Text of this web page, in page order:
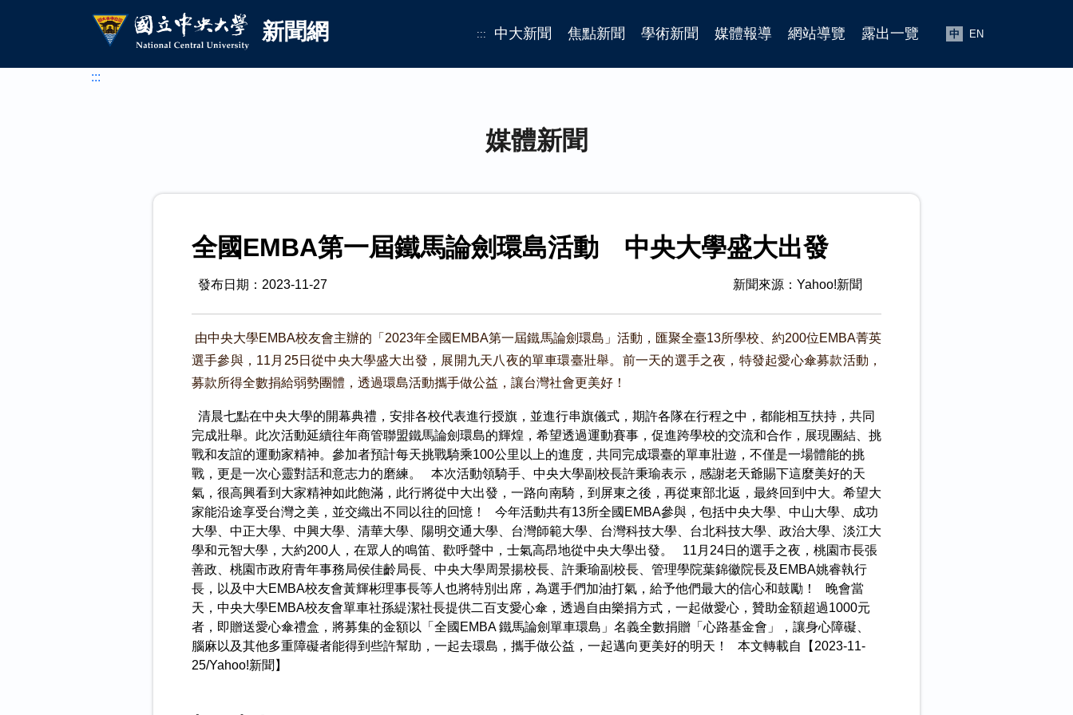
國立中央大學新聞網新聞網 ::: 中大新聞 焦點新聞 學術新聞 媒體報導 網站導覽 露出一覽 中 EN
:::
媒體新聞
全國EMBA第一屆鐵馬論劍環島活動 中央大學盛大出發
發布日期：2023-11-27 新聞來源：Yahoo!新聞
由中央大學EMBA校友會主辦的「2023年全國EMBA第一屆鐵馬論劍環島」活動，匯聚全臺13所學校、約200位EMBA菁英
選手參與，11月25日從中央大學盛大出發，展開九天八夜的單車環臺壯舉。前一天的選手之夜，特發起愛心傘募款活動，
募款所得全數捐給弱勢團體，透過環島活動攜手做公益，讓台灣社會更美好！
清晨七點在中央大學的開幕典禮，安排各校代表進行授旗，並進行串旗儀式，期許各隊在行程之中，都能相互扶持，共同
完成壯舉。此次活動延續往年商管聯盟鐵馬論劍環島的輝煌，希望透過運動賽事，促進跨學校的交流和合作，展現團結、挑
戰和友誼的運動家精神。參加者預計每天挑戰騎乘100公里以上的進度，共同完成環臺的單車壯遊，不僅是一場體能的挑
戰，更是一次心靈對話和意志力的磨練。 本次活動領騎手、中央大學副校長許秉瑜表示，感謝老天爺賜下這麼美好的天
氣，很高興看到大家精神如此飽滿，此行將從中大出發，一路向南騎，到屏東之後，再從東部北返，最終回到中大。希望大
家能沿途享受台灣之美，並交織出不同以往的回憶！ 今年活動共有13所全國EMBA參與，包括中央大學、中山大學、成功
大學、中正大學、中興大學、清華大學、陽明交通大學、台灣師範大學、台灣科技大學、台北科技大學、政治大學、淡江大
學和元智大學，大約200人，在眾人的鳴笛、歡呼聲中，士氣高昂地從中央大學出發。 11月24日的選手之夜，桃園市長張
善政、桃園市政府青年事務局侯佳齡局長、中央大學周景揚校長、許秉瑜副校長、管理學院葉錦徽院長及EMBA姚睿執行
長，以及中大EMBA校友會黃輝彬理事長等人也將特別出席，為選手們加油打氣，給予他們最大的信心和鼓勵！ 晚會當
天，中央大學EMBA校友會單車社孫緹潔社長提供二百支愛心傘，透過自由樂捐方式，一起做愛心，贊助金額超過1000元
者，即贈送愛心傘禮盒，將募集的金額以「全國EMBA 鐵馬論劍單車環島」名義全數捐贈「心路基金會」，讓身心障礙、
腦麻以及其他多重障礙者能得到些許幫助，一起去環島，攜手做公益，一起邁向更美好的明天！ 本文轉載自【2023-11-
25/Yahoo!新聞】